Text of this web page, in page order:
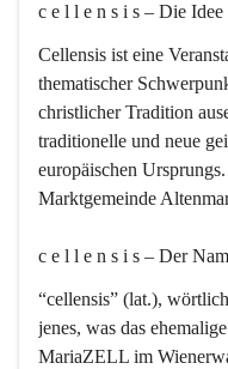
c e l l e n s i s – Die Idee
Cellensis ist eine
thematischer
christlicher Tradition
traditionelle und neue
europäischen
Marktgemeinde
c e l l e n s i s – Der
“cellensis” (lat.),
jenes, was das
MariaZELL im